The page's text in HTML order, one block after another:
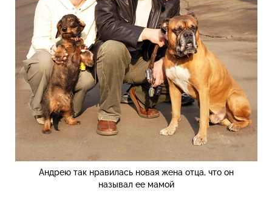
Андрею так нравилась новая жена отца, что он
называл ее мамой